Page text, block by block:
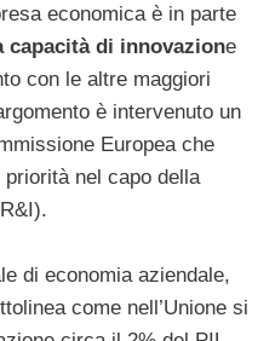
economica è in parte
capacità di innovazione
con le altre maggiori
è intervenuto un
Europea che
nel capo della
di economia aziendale,
come nell’Unione si